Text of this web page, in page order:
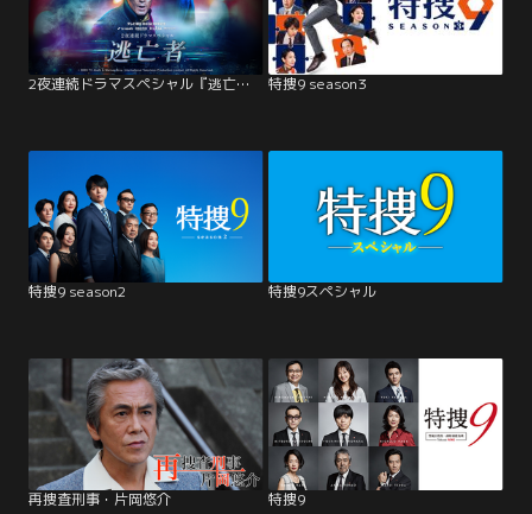
2夜連続ドラマスペシャル『逃亡者』 特捜9 season3
特捜9 season2 特捜9スペシャル
再捜査刑事・片岡悠介 特捜9